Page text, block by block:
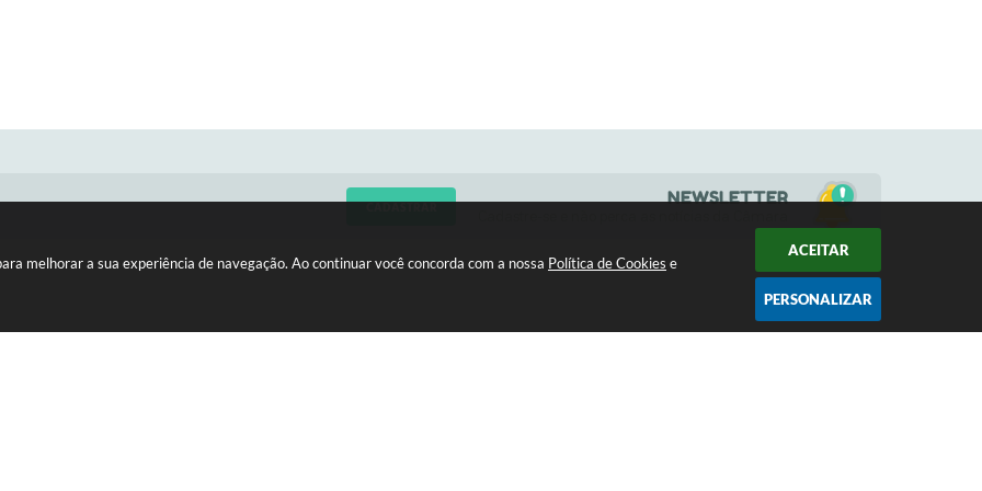
melhorar a sua experiência de navegação. Ao continuar você concorda com a nossa Política de Cookies e
ACEITAR
PERSONALIZAR
CADASTRAR NEWSLETTER